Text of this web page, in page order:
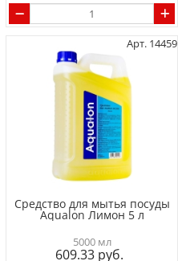
Арт. 14459
Средство для мытья посуды
Aqualon Лимон 5 л
5000 мл
609.33